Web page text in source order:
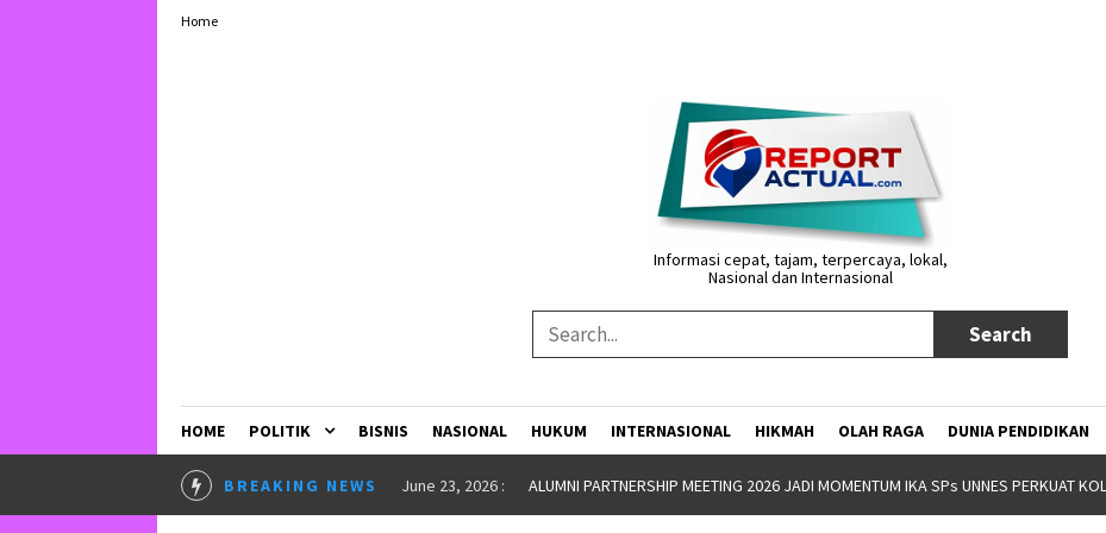
Home
Informasi cepat, tajam, terpercaya, lokal,
Nasional dan Internasional
HOME POLITIK BISNIS NASIONAL HUKUM INTERNASIONAL HIKMAH OLAH RAGA DUNIA PENDIDIKAN
BREAKING NEWS
INSPIRASI May 25, 2026 : UNW GANDENG YAYASAN JATENG MAJENG SARENG GELAR BOOTCAMP